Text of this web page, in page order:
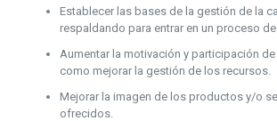
Establecer las bases de la gestión de la
respaldando para entrar en un proceso
Aumentar la motivación y participación
como mejorar la gestión de los recursos.
Mejorar la imagen de los productos y/o
ofrecidos.